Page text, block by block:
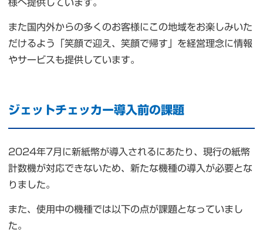
様へ提供しています。
また国内外からの多くのお客様にこの地域をお楽しみいた
だけるよう「笑顔で迎え、笑顔で帰す」を経営理念に情報
やサービスも提供しています。
ジェットチェッカー導入前の課題
2024年7月に新紙幣が導入されるにあたり、現行の紙幣
計数機が対応できないため、新たな機種の導入が必要とな
りました。
また、使用中の機種では以下の点が課題となっていまし
た。